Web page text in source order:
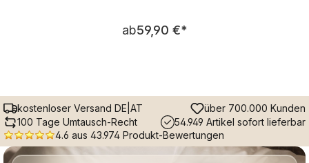
Regulärer Preis:
ab59,90 €*
kostenloser Versand DE|AT
über 700.000 Kunden
100 Tage Umtausch-Recht
54.949 Artikel sofort lieferbar
4.6 aus 43.974 Produkt-Bewertungen